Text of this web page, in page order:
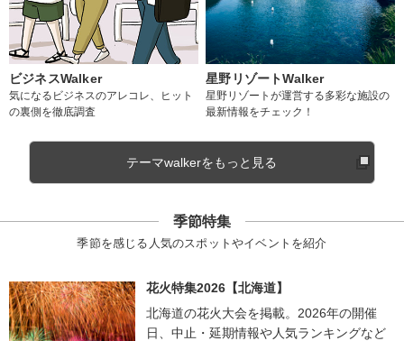
ビジネスWalker
気になるビジネスのアレコレ、ヒット
の裏側を徹底調査
星野リゾートWalker
星野リゾートが運営する多彩な施設の
最新情報をチェック！
テーマwalkerをもっと見る
季節特集
季節を感じる人気のスポットやイベントを紹介
花火特集2026【北海道】
北海道の花火大会を掲載。2026年の開催
日、中止・延期情報や人気ランキングなど